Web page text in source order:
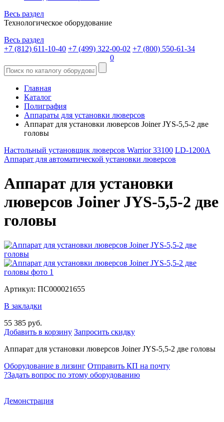
Весь раздел
Технологическое оборудование
Весь раздел
+7 (812) 611-10-40 +7 (499) 322-00-02 +7 (800) 550-61-34
0
Главная
Каталог
Полиграфия
Аппараты для установки люверсов
Аппарат для установки люверсов Joiner JYS-5,5-2 две
головы
Настольный установщик люверсов Warrior 33100 LD-1200A
Аппарат для автоматической установки люверсов
Аппарат для установки
люверсов Joiner JYS-5,5-2 две
головы
Артикул: ПС000021655
В закладки
55 385 руб.
Добавить в корзину Запросить скидку
Аппарат для установки люверсов Joiner JYS-5,5-2 две головы
Оборудование в лизинг Отправить КП на почту
?Задать вопрос по этому оборудованию
Демонстрация